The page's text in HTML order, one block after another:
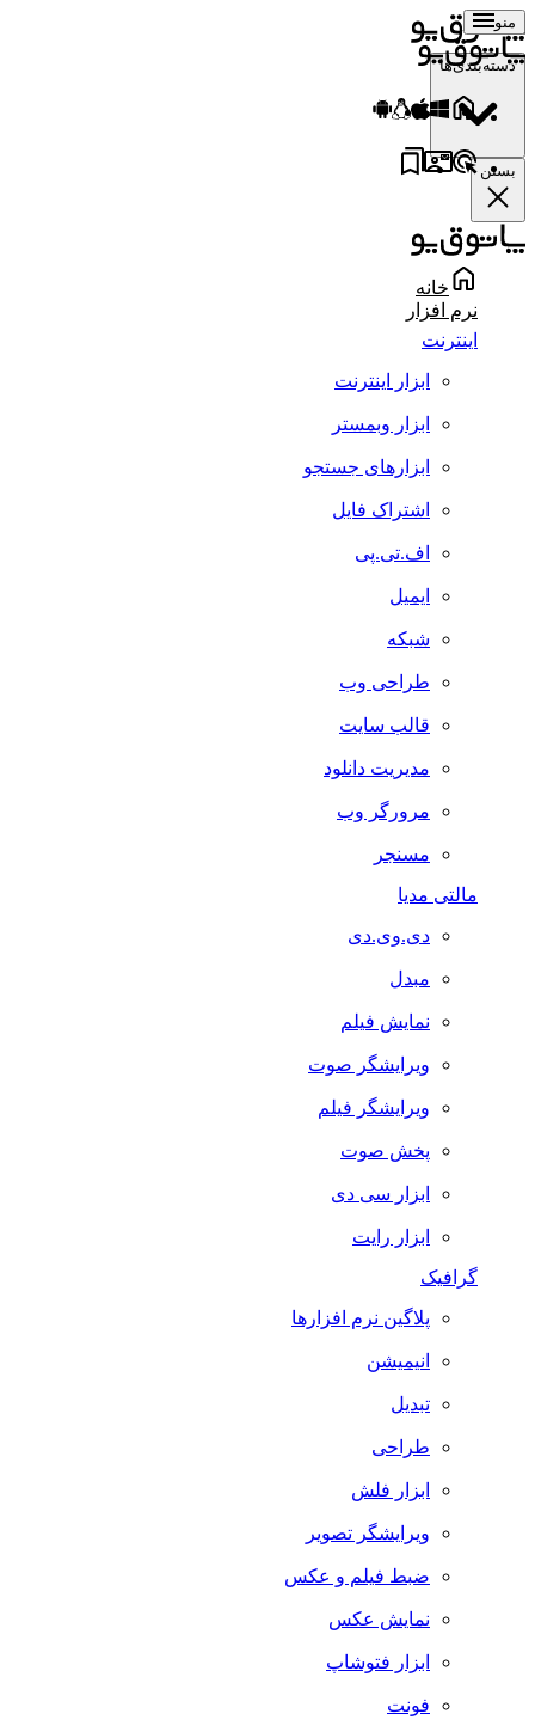
منو
دسته‌بندی‌ها
بستن
خانه
نرم افزار
اینترنت
ابزار اینترنت
ابزار وبمستر
ابزارهای جستجو
اشتراک فایل
اف.تی.پی
ایمیل
شبکه
طراحی وب
قالب سایت
مدیریت دانلود
مرورگر وب
مسنجر
مالتی مدیا
دی.وی.دی
مبدل
نمایش فیلم
ویرایشگر صوت
ویرایشگر فیلم
پخش صوت
ابزار سی دی
ابزار رایت
گرافیک
پلاگین نرم افزارها
انیمیشن
تبدیل
طراحی
ابزار فلش
ویرایشگر تصویر
ضبط فيلم و عكس
نمایش عکس
ابزار فتوشاپ
فونت